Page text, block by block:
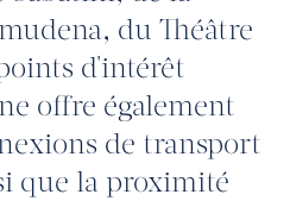
du Théâtre
d'intérêt
offre également
de transport
que la proximité